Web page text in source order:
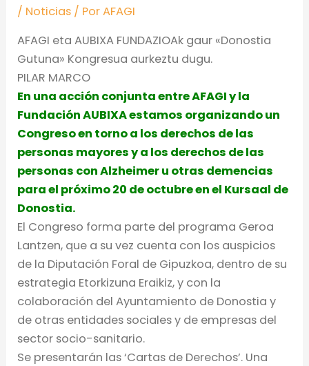
/ Noticias / PorAFAGI
AFAGI eta AUBIXA FUNDAZIOAk gaur «Donostia
Gutuna» Kongresua aurkeztu dugu.
PILAR MARCO
En una acción conjunta entre AFAGI y la
Fundación AUBIXA estamos organizando un
Congreso en torno a los derechos de las
personas mayores y a los derechos de las
personas con Alzheimer u otras demencias
para el próximo 20 de octubre en el Kursaal de
Donostia.
El Congreso forma parte del programa Geroa
Lantzen, que a su vez cuenta con los auspicios
de la Diputación Foral de Gipuzkoa, dentro de su
estrategia Etorkizuna Eraikiz, y con la
colaboración del Ayuntamiento de Donostia y
de otras entidades sociales y de empresas del
sector socio-sanitario.
Se presentarán las ‘Cartas de Derechos’. Una